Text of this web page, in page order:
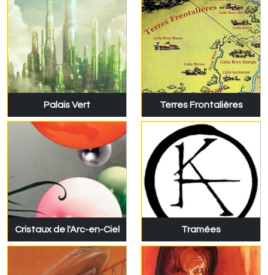
Palais Vert Terres Frontalières
Cristaux de l'Arc-en-Ciel Tramées